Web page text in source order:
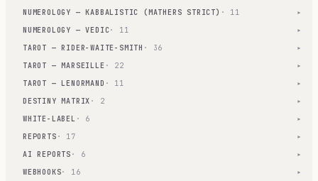
NUMEROLOGY — KABBALISTIC (MATHERS STRICT) · 11 ▾
NUMEROLOGY — VEDIC· 11 ▾
TAROT — RIDER-WAITE-SMITH · 36 ▾
TAROT — MARSEILLE · 22 ▾
TAROT — LENORMAND · 11 ▾
DESTINY MATRIX · 2 ▾
WHITE-LABEL · 6 ▾
REPORTS · 17 ▾
AI REPORTS · 6 ▾
WEBHOOKS· 16 ▾